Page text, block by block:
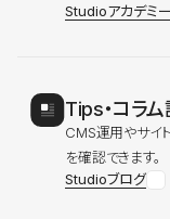
Studioアカデミー
Tips・コラ
CMS運用やサイ
を確認できます。
Studioブログ